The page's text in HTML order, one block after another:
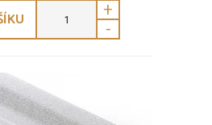
+
-